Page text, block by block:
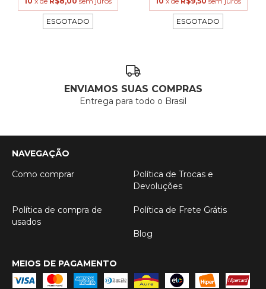
ESGOTADO ESGOTADO
ENVIAMOS SUAS COMPRAS
Entrega para todo o Brasil
NAVEGAÇÃO
Como comprar
Política de Trocas e
Devoluções
Política de compra de
usados
Política de Frete Grátis
Blog
MEIOS DE PAGAMENTO